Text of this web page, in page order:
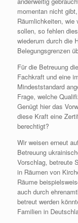
momentan nicht
Räumlichkeiten, wie
sollen, so fehlen
wiederum durch die
Belegungsgrenzen
Für die Betreuung
Fachkraft und eine
Mindeststandard
Frage, welche
Genügt hier das
diese Kraft eine
berechtigt?
Wir weisen erneut
Betreuung
Vorschlag, betreute
in Räumen von
Räume
auch durch
betreut werden
Familien in